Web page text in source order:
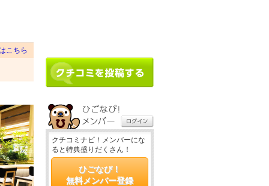
こちら
クチコミナビ！メンバーにな
ると特典盛りだくさん！
ひごなび！
無料メンバー登録